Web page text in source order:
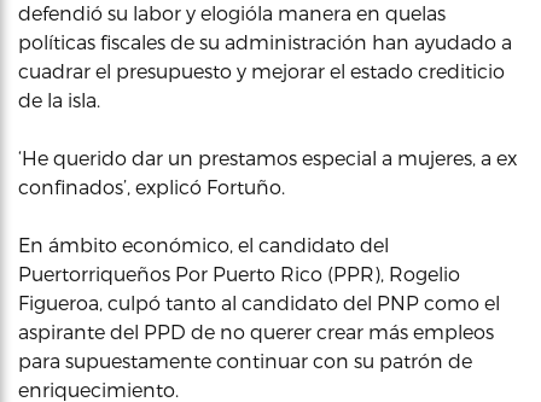
defendió su labor y elogióla manera en quelas
políticas fiscales de su administración han ayudado a
cuadrar el presupuesto y mejorar el estado crediticio
de la isla.
‘He querido dar un prestamos especial a mujeres, a ex
confinados’, explicó Fortuño.
En ámbito económico, el candidato del
Puertorriqueños Por Puerto Rico (PPR), Rogelio
Figueroa, culpó tanto al candidato del PNP como el
aspirante del PPD de no querer crear más empleos
para supuestamente continuar con su patrón de
enriquecimiento.